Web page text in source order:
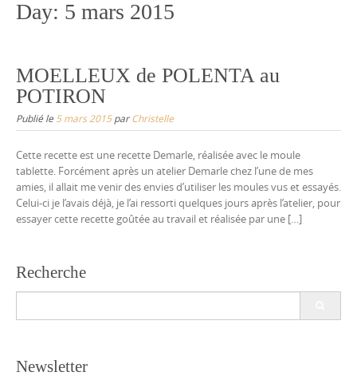
Day: 5 mars 2015
MOELLEUX de POLENTA au
POTIRON
Publié le 5 mars 2015parChristelle
Cette recette est une recette Demarle, réalisée avec le moule
tablette. Forcément après un atelier Demarle chez l’une de mes
amies, il allait me venir des envies d’utiliser les moules vus et essayés.
Celui-ci je l’avais déjà, je l’ai ressorti quelques jours après l’atelier, pour
essayer cette recette goûtée au travail et réalisée par une […]
Recherche
Newsletter